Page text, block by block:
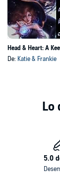
De: Katie & Frankie